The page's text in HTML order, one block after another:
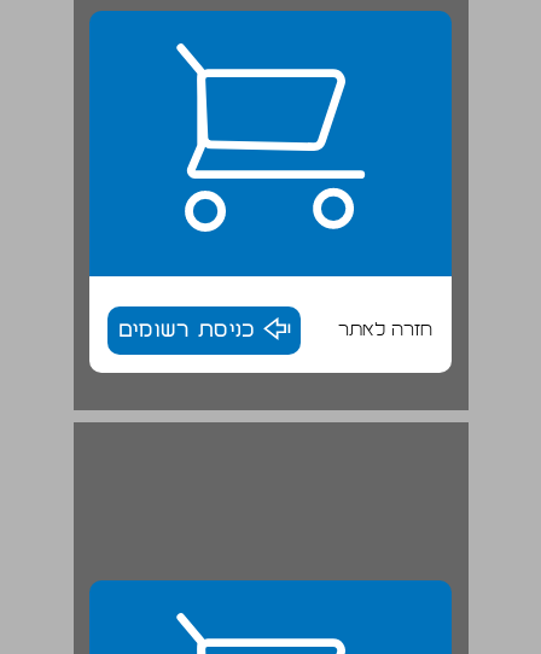
חזרה לאתר כניסת רשומים
ב המשוגע בספרות המזרח ... 29